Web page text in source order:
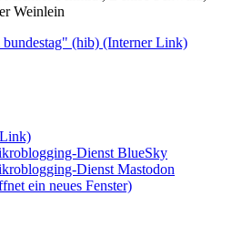
Weinlein
(hib) (Interner Link)
Dienst BlueSky
Dienst Mastodon
ein neues Fenster)